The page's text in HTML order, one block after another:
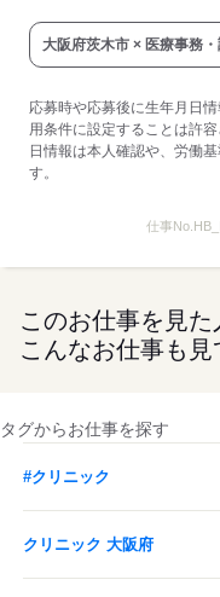
大阪府茨木市 × 医療事務
応募時や応募後に生年月日
用条件に設定することは許
日情報は本人確認や、労働
す。
仕事No.
このお仕事を見た
こんなお仕事も見
タグからお仕事を探す
#クリニック
クリニック 大阪府